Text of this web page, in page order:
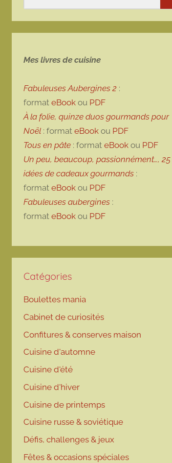
Mes livres de cuisine
Fabuleuses Aubergines 2 :
format eBook ou PDF
À la folie, quinze duos gourmands pour
Noël : format eBook ou PDF
Tous en pâte : format eBook ou PDF
Un peu, beaucoup, passionnément…, 25
idées de cadeaux gourmands :
format eBook ou PDF
Fabuleuses aubergines :
format eBook ou PDF
Catégories
Boulettes mania
Cabinet de curiosités
Confitures & conserves maison
Cuisine d'automne
Cuisine d'été
Cuisine d'hiver
Cuisine de printemps
Cuisine russe & soviétique
Défis, challenges & jeux
Fêtes & occasions spéciales